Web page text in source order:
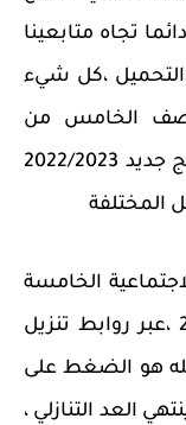
تجاه متابعينا
،كل شيء
الخامس من
منهج جديد 2022/2023
المختلفة
الخامسة
عبر روابط تنزيل
هو الضغط على
العد التنازلي ،